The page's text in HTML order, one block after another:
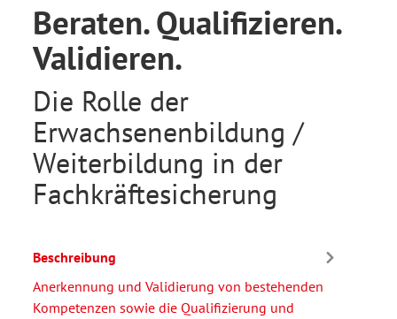
Beraten. Qualifizieren.
Validieren.
Die Rolle der
Erwachsenenbildung /
Weiterbildung in der
Fachkräftesicherung
Beschreibung
Anerkennung und Validierung von bestehenden
Kompetenzen sowie die Qualifizierung und